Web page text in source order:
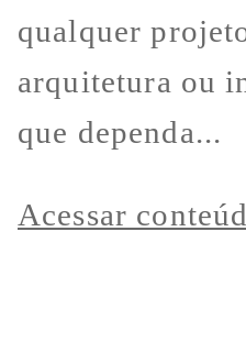
qualquer
arquitetura ou
que dependa...
Acessar